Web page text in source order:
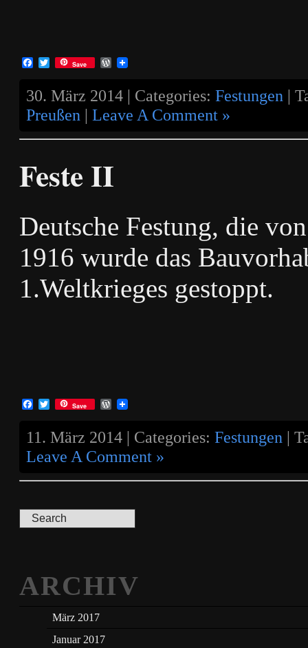
Facebook
TwitterSave WordPress
30. März 2014 | Categories: Festungen |
Preußen | Leave A Comment »
Feste II
Deutsche Festung, die
1916 wurde das
1.Weltkrieges gestoppt.
Facebook
TwitterSave WordPress
11. März 2014 | Categories: Festungen |
Leave A Comment »
ARCHIV
März 2017
Januar 2017